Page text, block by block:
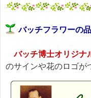
バッチフラワーの
バッチ博士オリジナ
のサインや花のロゴが